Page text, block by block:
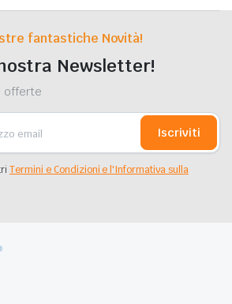
fantastiche Novità!
Newsletter!
offerte
Iscriviti
Termini e Condizioni e l'Informativa sulla